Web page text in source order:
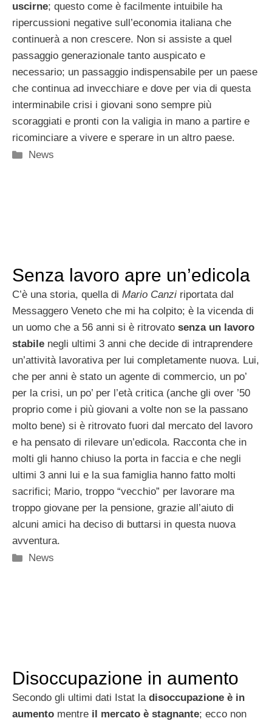
uscirne; questo come è facilmente intuibile ha
ripercussioni negative sull’economia italiana che
continuerà a non crescere. Non si assiste a quel
passaggio generazionale tanto auspicato e
necessario; un passaggio indispensabile per un paese
che continua ad invecchiare e dove per via di questa
interminabile crisi i giovani sono sempre più
scoraggiati e pronti con la valigia in mano a partire e
ricominciare a vivere e sperare in un altro paese.
Categorie
News
Senza lavoro apre un’edicola
C’è una storia, quella di Mario Canzi riportata dal
Messaggero Veneto che mi ha colpito; è la vicenda di
un uomo che a 56 anni si è ritrovato senza un lavoro
stabile negli ultimi 3 anni che decide di intraprendere
un’attività lavorativa per lui completamente nuova. Lui,
che per anni è stato un agente di commercio, un po’
per la crisi, un po’ per l’età critica (anche gli over ’50
proprio come i più giovani a volte non se la passano
molto bene) si è ritrovato fuori dal mercato del lavoro
e ha pensato di rilevare un’edicola. Racconta che in
molti gli hanno chiuso la porta in faccia e che negli
ultimi 3 anni lui e la sua famiglia hanno fatto molti
sacrifici; Mario, troppo “vecchio” per lavorare ma
troppo giovane per la pensione, grazie all’aiuto di
alcuni amici ha deciso di buttarsi in questa nuova
avventura.
Categorie
News
Disoccupazione in aumento
Secondo gli ultimi dati Istat la disoccupazione è in
aumento mentre il mercato è stagnante; ecco non